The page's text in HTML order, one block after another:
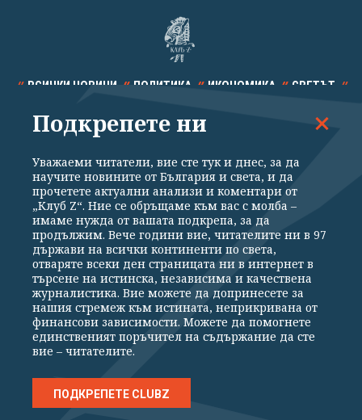
ВСИЧКИ НОВИНИ ПОЛИТИКА ИКОНОМИКА СВЕТЪТ
СПОРТ КУЛТУРА ТЕХНОЛОГИИ КАЛЕЙДОСКОП
Общи условия
Политика за поверителност
Реклама
Партньори Контакти
За Клуб Z
Екип
Подкрепете ни
Издател на www.clubz.bg е „Клуб Зебра Медия“ ЕООД, София, ул. "Алеко
Константинов" 3. Всички права запазени 2026 „Клуб Зебра Медия“
Препечатването на материали, снимки и видео от www.clubz.bg без
разрешение ще бъде преследвано по съдебен път, съгласно
ОБЩИТЕ УСЛОВИЯ
Подкрепете ни
Уважаеми читатели, вие сте тук и днес, за да
научите новините от България и света, и да
прочетете актуални анализи и коментари от
„Клуб Z“. Ние се обръщаме към вас с молба –
имаме нужда от вашата подкрепа, за да
продължим. Вече години вие, читателите ни в 97
държави на всички континенти по света,
отваряте всеки ден страницата ни в интернет в
търсене на истинска, независима и качествена
журналистика. Вие можете да допринесете за
нашия стремеж към истината, неприкривана от
финансови зависимости. Можете да помогнете
единственият поръчител на съдържание да сте
вие – читателите.
ПОДКРЕПЕТЕ CLUBZ